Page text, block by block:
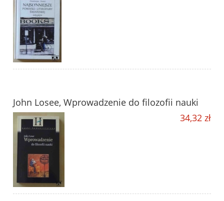
John Losee, Wprowadzenie do filozofii nauki
34,32 zł